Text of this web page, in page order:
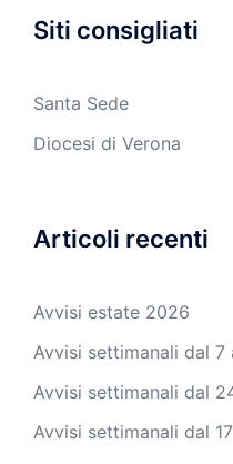
Siti consigliati
Santa Sede
Diocesi di Verona
Articoli recenti
Avvisi estate 2026
Avvisi settimanali dal
Avvisi settimanali dal
Avvisi settimanali dal